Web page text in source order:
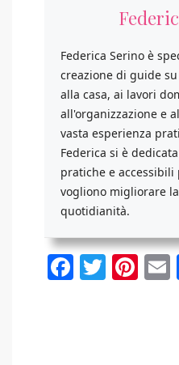
Federica Serino è
creazione di guide
alla casa, ai lavori
all'organizzazione e
vasta esperienza
Federica si è
pratiche e accessibili
vogliono migliorare
quotidianità.